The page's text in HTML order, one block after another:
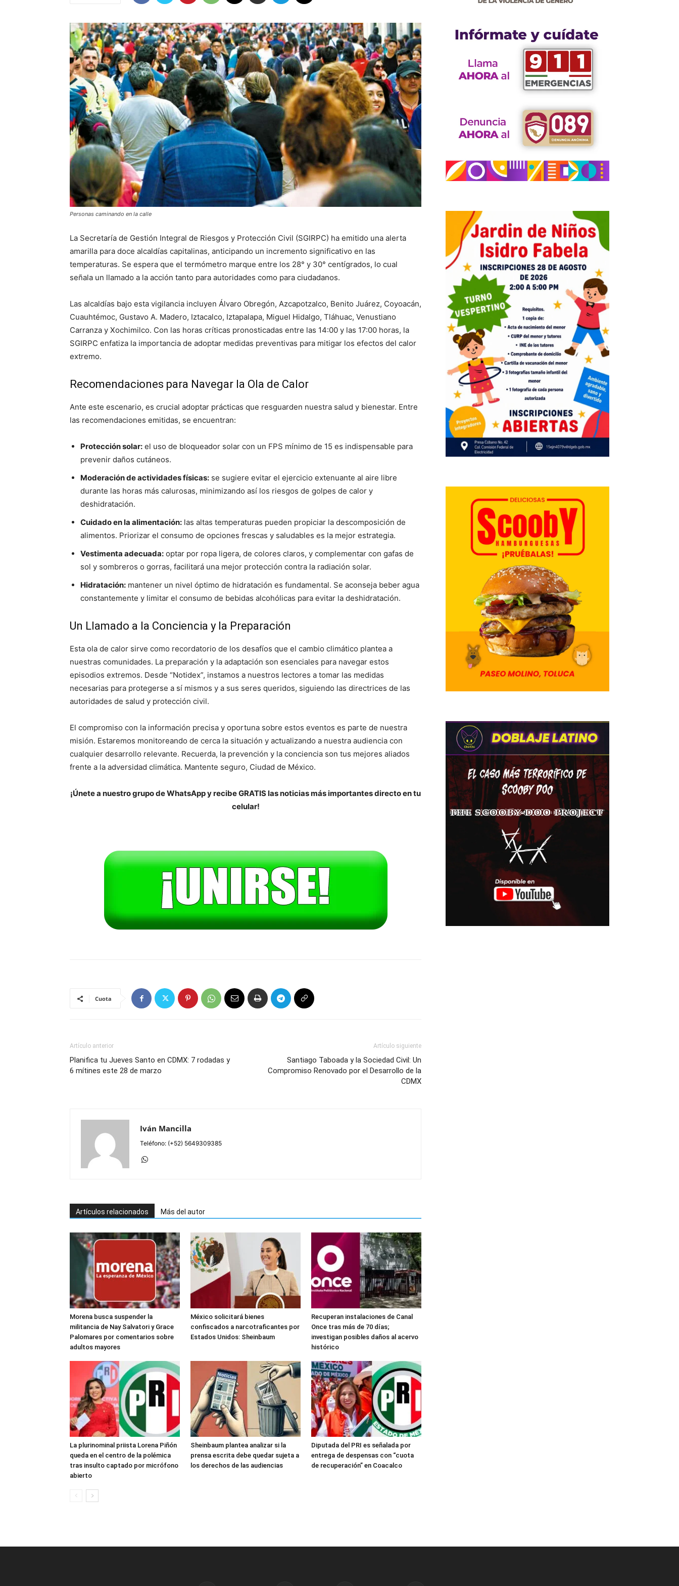
Personas caminando en la calle
La Secretaría de Gestión Integral de Riesgos y Protección Civil (SGIRPC) ha emitido una alerta
amarilla para doce alcaldías capitalinas, anticipando un incremento significativo en las
temperaturas. Se espera que el termómetro marque entre los 28° y 30° centígrados, lo cual
señala un llamado a la acción tanto para autoridades como para ciudadanos.
Las alcaldías bajo esta vigilancia incluyen Álvaro Obregón, Azcapotzalco, Benito Juárez, Coyoacán,
Cuauhtémoc, Gustavo A. Madero, Iztacalco, Iztapalapa, Miguel Hidalgo, Tláhuac, Venustiano
Carranza y Xochimilco. Con las horas críticas pronosticadas entre las 14:00 y las 17:00 horas, la
SGIRPC enfatiza la importancia de adoptar medidas preventivas para mitigar los efectos del calor
extremo.
Recomendaciones para Navegar la Ola de Calor
Ante este escenario, es crucial adoptar prácticas que resguarden nuestra salud y bienestar. Entre
las recomendaciones emitidas, se encuentran:
Protección solar: el uso de bloqueador solar con un FPS mínimo de 15 es indispensable para
prevenir daños cutáneos.
Moderación de actividades físicas: se sugiere evitar el ejercicio extenuante al aire libre
durante las horas más calurosas, minimizando así los riesgos de golpes de calor y
deshidratación.
Cuidado en la alimentación: las altas temperaturas pueden propiciar la descomposición de
alimentos. Priorizar el consumo de opciones frescas y saludables es la mejor estrategia.
Vestimenta adecuada: optar por ropa ligera, de colores claros, y complementar con gafas de
sol y sombreros o gorras, facilitará una mejor protección contra la radiación solar.
Hidratación: mantener un nivel óptimo de hidratación es fundamental. Se aconseja beber agua
constantemente y limitar el consumo de bebidas alcohólicas para evitar la deshidratación.
Un Llamado a la Conciencia y la Preparación
Esta ola de calor sirve como recordatorio de los desafíos que el cambio climático plantea a
nuestras comunidades. La preparación y la adaptación son esenciales para navegar estos
episodios extremos. Desde “Notidex”, instamos a nuestros lectores a tomar las medidas
necesarias para protegerse a sí mismos y a sus seres queridos, siguiendo las directrices de las
autoridades de salud y protección civil.
El compromiso con la información precisa y oportuna sobre estos eventos es parte de nuestra
misión. Estaremos monitoreando de cerca la situación y actualizando a nuestra audiencia con
cualquier desarrollo relevante. Recuerda, la prevención y la conciencia son tus mejores aliados
frente a la adversidad climática. Mantente seguro, Ciudad de México.
¡Únete a nuestro grupo de WhatsApp y recibe GRATIS las noticias más importantes directo en tu
celular!
Cuota
Artículo anterior
Planifica tu Jueves Santo en CDMX: 7 rodadas y
6 mítines este 28 de marzo
Artículo siguiente
Santiago Taboada y la Sociedad Civil: Un
Compromiso Renovado por el Desarrollo de la
CDMX
Iván Mancilla
Teléfono: (+52) 5649309385
Artículos relacionados Más del autor
Morena busca suspender la
militancia de Nay Salvatori y Grace
Palomares por comentarios sobre
adultos mayores
México solicitará bienes
confiscados a narcotraficantes por
Estados Unidos: Sheinbaum
Recuperan instalaciones de Canal
Once tras más de 70 días;
investigan posibles daños al acervo
histórico
La plurinominal priista Lorena Piñón
queda en el centro de la polémica
tras insulto captado por micrófono
abierto
Sheinbaum plantea analizar si la
prensa escrita debe quedar sujeta a
los derechos de las audiencias
Diputada del PRI es señalada por
entrega de despensas con “cuota
de recuperación” en Coacalco